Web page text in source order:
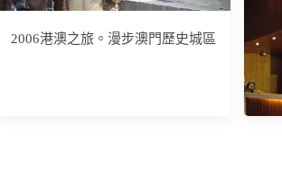
2006港澳之旅。漫步澳門歷史城區